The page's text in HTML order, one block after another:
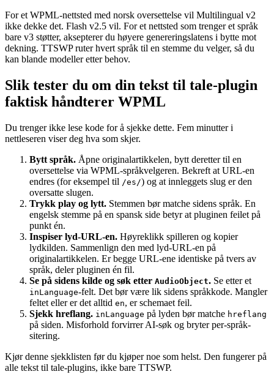
For et WPML-nettsted med norsk oversettelse vil Multilingual v2
ikke dekke det. Flash v2.5 vil. For et nettsted som trenger et språk
bare v3 støtter, aksepterer du høyere genereringslatens i bytte mot
dekning. TTSWP ruter hvert språk til en stemme du velger, så du
kan blande modeller etter behov.
Slik tester du om din tekst til tale-plugin
faktisk håndterer WPML
Du trenger ikke lese kode for å sjekke dette. Fem minutter i
nettleseren viser deg hva som skjer.
Bytt språk. Åpne originalartikkelen, bytt deretter til en
oversettelse via WPML-språkvelgeren. Bekreft at URL-en
endres (for eksempel til /es/) og at innleggets slug er den
oversatte slugen.
Trykk play og lytt. Stemmen bør matche sidens språk. En
engelsk stemme på en spansk side betyr at pluginen feilet på
punkt én.
Inspiser lyd-URL-en. Høyreklikk spilleren og kopier
lydkilden. Sammenlign den med lyd-URL-en på
originalartikkelen. Er begge URL-ene identiske på tvers av
språk, deler pluginen én fil.
Se på sidens kilde og søk etter AudioObject. Se etter et
inLanguage-felt. Det bør være lik sidens språkkode. Mangler
feltet eller er det alltid en, er schemaet feil.
Sjekk hreflang. inLanguage på lyden bør matche hreflang
på siden. Misforhold forvirrer AI-søk og bryter per-språk-
sitering.
Kjør denne sjekklisten før du kjøper noe som helst. Den fungerer på
alle tekst til tale-plugins, ikke bare TTSWP.